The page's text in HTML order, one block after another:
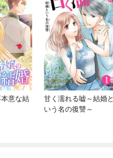
意な結
甘く濡れる嘘～結婚と
いう名の復讐～